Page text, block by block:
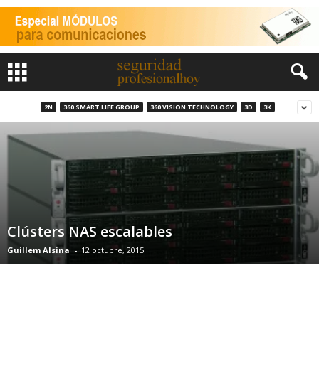
2N 360 SMART LIFE GROUP 360 VISION TECHNOLOGY 3D 3K
Clústers NAS escalables
Guillem Alsina - 12 octubre, 2015